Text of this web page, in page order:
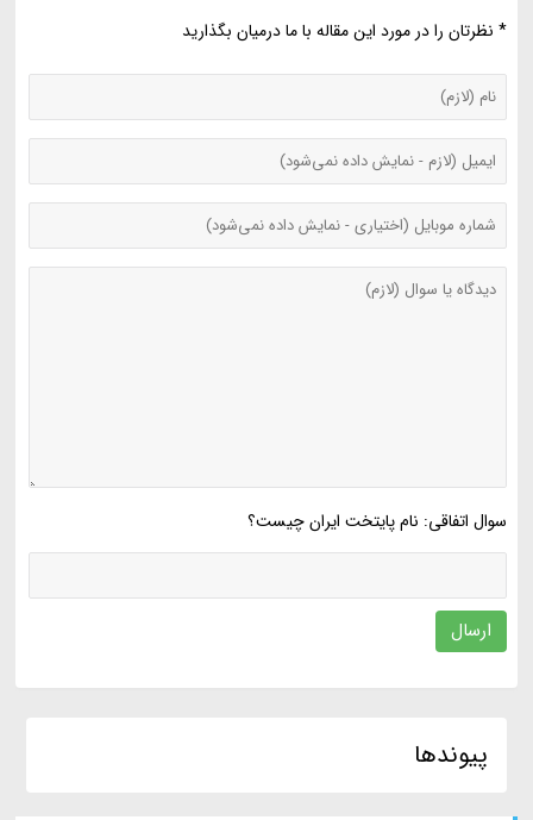
* نظرتان را در مورد این مقاله با ما درمیان بگذارید
سوال اتفاقی: نام پایتخت ایران چیست؟
ارسال
پیوندها